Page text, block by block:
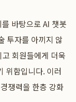
바탕으로 AI 챗봇
투자를 아끼지 않
회원들에게 더욱
위함입니다. 이러
쟁력을 한층 강화